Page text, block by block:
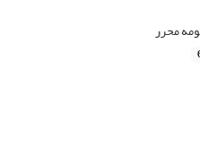
محرر